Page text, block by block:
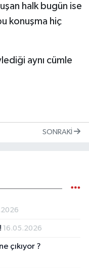
halk bugün ise
konuşma hiç
aynı cümle
SONRAKI
16.05.2026
çıkıyor ?